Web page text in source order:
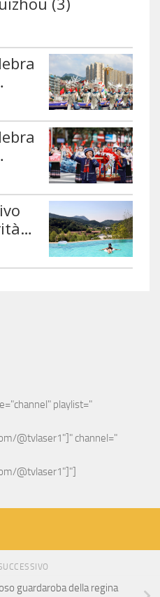
playlist="
@tvlaser1"]" channel="
@tvlaser1"]"]
guardaroba della regina